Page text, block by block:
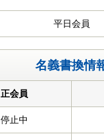
平日会員
名義書換情
正会員
停止中